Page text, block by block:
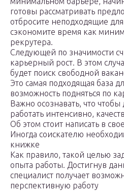
готовы рассматривать
отбросите неподходящие
сэкономите время как
рекрутера.
Следующей по значимости
карьерный рост. В этом
будет поиск свободной
Это самая подходящая база
возможность подняться по
Важно осознавать, что
работать интенсивно,
Об этом стоит написать в
Иногда соискателю
книжке
Как правило, такой целью
опыта работы. Достигнув
специалист получает
перспективную работу